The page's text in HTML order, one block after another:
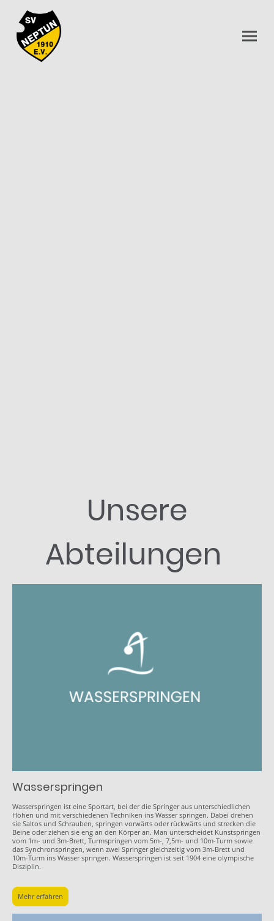
Unsere
Abteilungen
Wasserspringen
Wasserspringen ist eine Sportart, bei der die Springer aus unterschiedlichen
Höhen und mit verschiedenen Techniken ins Wasser springen. Dabei drehen
sie Saltos und Schrauben, springen vorwärts oder rückwärts und strecken die
Beine oder ziehen sie eng an den Körper an. Man unterscheidet Kunstspringen
vom 1m- und 3m-Brett, Turmspringen vom 5m-, 7,5m- und 10m-Turm sowie
das Synchronspringen, wenn zwei Springer gleichzeitig vom 3m-Brett und
10m-Turm ins Wasser springen. Wasserspringen ist seit 1904 eine olympische
Disziplin.
Mehr erfahren